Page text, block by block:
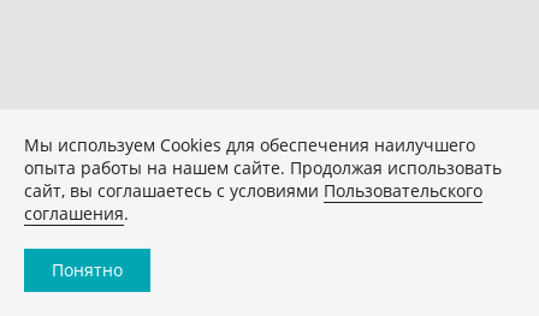
Мы используем Сookies для обеспечения наилучшего
опыта работы на нашем сайте. Продолжая использовать
сайт, вы соглашаетесь с условиями Пользовательского
соглашения.
Понятно